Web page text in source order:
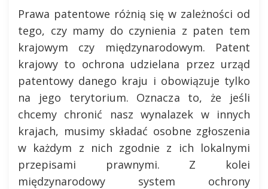
Prawa patentowe różnią się w zależności od
tego, czy mamy do czynienia z paten tem
krajowym czy międzynarodowym. Patent
krajowy to ochrona udzielana przez urząd
patentowy danego kraju i obowiązuje tylko
na jego terytorium. Oznacza to, że jeśli
chcemy chronić nasz wynalazek w innych
krajach, musimy składać osobne zgłoszenia
w każdym z nich zgodnie z ich lokalnymi
przepisami prawnymi. Z kolei
międzynarodowy system ochrony